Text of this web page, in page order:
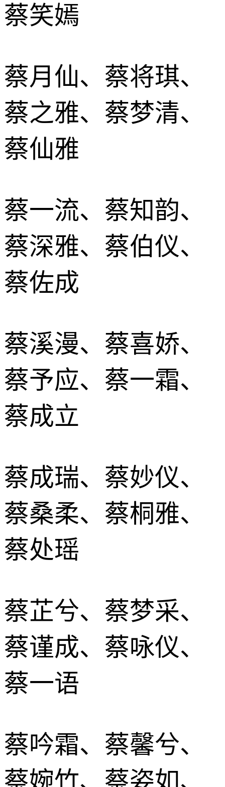
蔡笑嫣
蔡月仙、蔡将琪、
蔡之雅、蔡梦清、
蔡仙雅
蔡一流、蔡知韵、
蔡深雅、蔡伯仪、
蔡佐成
蔡溪漫、蔡喜娇、
蔡予应、蔡一霜、
蔡成立
蔡成瑞、蔡妙仪、
蔡桑柔、蔡桐雅、
蔡处瑶
蔡芷兮、蔡梦采、
蔡谨成、蔡咏仪、
蔡一语
蔡吟霜、蔡馨兮、
蔡婉竹、蔡姿如、